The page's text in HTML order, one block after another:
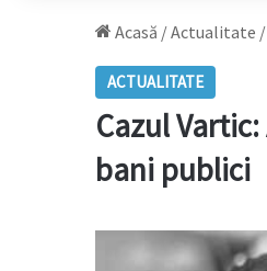
Acasă /Actualitate /
ACTUALITATE
Cazul
bani publici